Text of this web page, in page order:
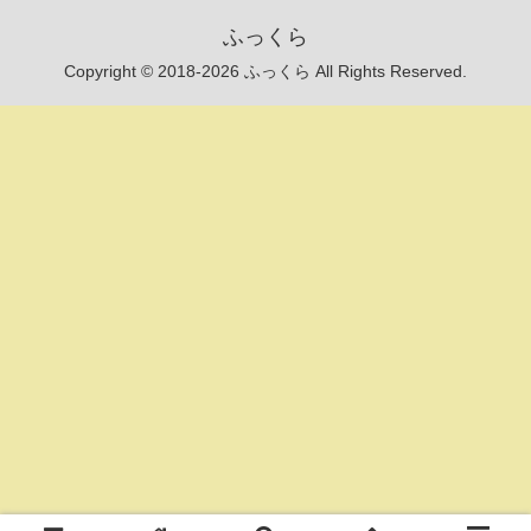
ふっくら
Copyright © 2018-2026 ふっくら All Rights Reserved.